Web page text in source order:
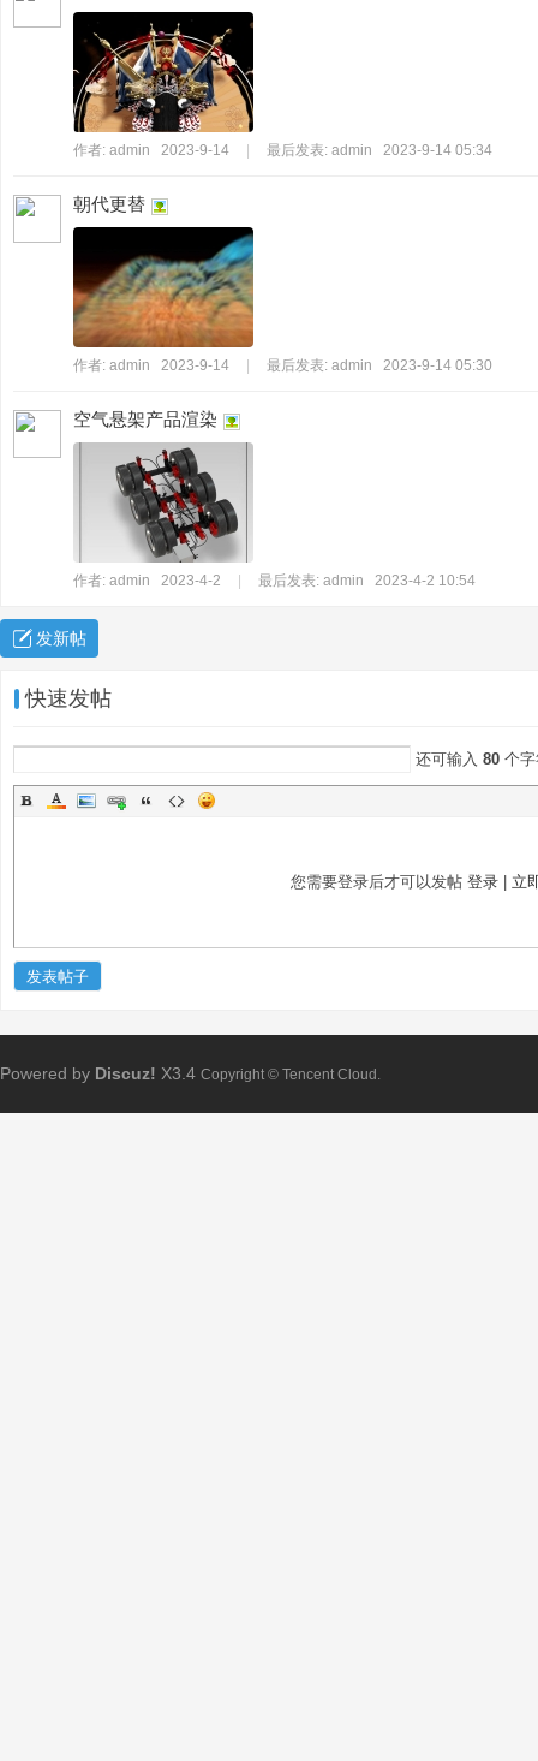
作者: admin 2023-9-14 最后发表: admin 2023-9-14 05:34
朝代更替
作者: admin 2023-9-14 最后发表: admin 2023-9-14 05:30
空气悬架产品渲染
作者: admin 2023-4-2 最后发表: admin 2023-4-2 10:54
发新帖
快速发帖
还可输入 80 个
您需要登录后才可以发帖 登录 立
发表帖子
Powered by Discuz! X3.4 Copyright © Tencent Cloud.